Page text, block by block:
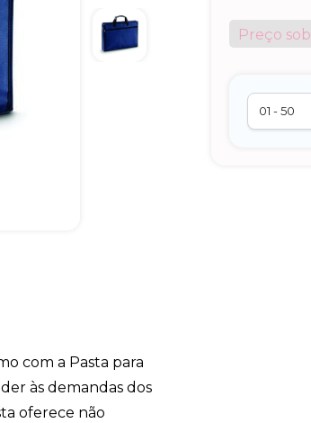
Preço
com a Pasta para
às demandas dos
oferece não